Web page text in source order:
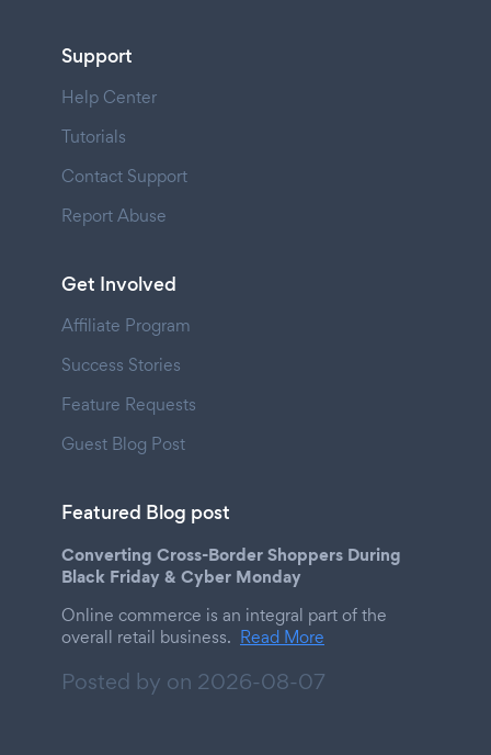
Support
Help Center
Tutorials
Contact Support
Report Abuse
Get Involved
Affiliate Program
Success Stories
Feature Requests
Guest Blog Post
Featured Blog post
Converting Cross-Border Shoppers During
Black Friday & Cyber Monday
Online commerce is an integral part of the
overall retail business. Read More
Posted by on 2026-08-07